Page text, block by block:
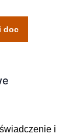
doc
i